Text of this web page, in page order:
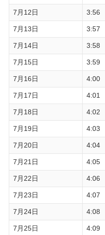
7月12日 3:56
7月13日 3:57
7月14日 3:58
7月15日 3:59
7月16日 4:00
7月17日 4:01
7月18日 4:02
7月19日 4:03
7月20日 4:04
7月21日 4:05
7月22日 4:06
7月23日 4:07
7月24日 4:08
7月25日 4:09